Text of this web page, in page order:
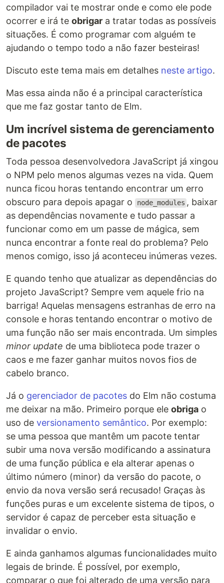
compilador vai te mostrar onde e como ele pode
ocorrer e irá te obrigar a tratar todas as possíveis
situações. É como programar com alguém te
ajudando o tempo todo a não fazer besteiras!
Discuto este tema mais em detalhes neste artigo.
Mas essa ainda não é a principal característica
que me faz gostar tanto de Elm.
Um incrível sistema de gerenciamento
de pacotes
Toda pessoa desenvolvedora JavaScript já xingou
o NPM pelo menos algumas vezes na vida. Quem
nunca ficou horas tentando encontrar um erro
obscuro para depois apagar o
node_modules , baixar
as dependências novamente e tudo passar a
funcionar como em um passe de mágica, sem
nunca encontrar a fonte real do problema? Pelo
menos comigo, isso já aconteceu inúmeras vezes.
E quando tenho que atualizar as dependências do
projeto JavaScript? Sempre vem aquele frio na
barriga! Aquelas mensagens estranhas de erro na
console e horas tentando encontrar o motivo de
uma função não ser mais encontrada. Um simples
minor update de uma biblioteca pode trazer o
caos e me fazer ganhar muitos novos fios de
cabelo branco.
Já o gerenciador de pacotes do Elm não costuma
me deixar na mão. Primeiro porque ele obriga o
uso de versionamento semântico. Por exemplo:
se uma pessoa que mantêm um pacote tentar
subir uma nova versão modificando a assinatura
de uma função pública e ela alterar apenas o
último número (minor) da versão do pacote, o
envio da nova versão será recusado! Graças às
funções puras e um excelente sistema de tipos, o
servidor é capaz de perceber esta situação e
invalidar o envio.
E ainda ganhamos algumas funcionalidades muito
legais de brinde. É possível, por exemplo,
comparar o que foi alterado de uma versão para